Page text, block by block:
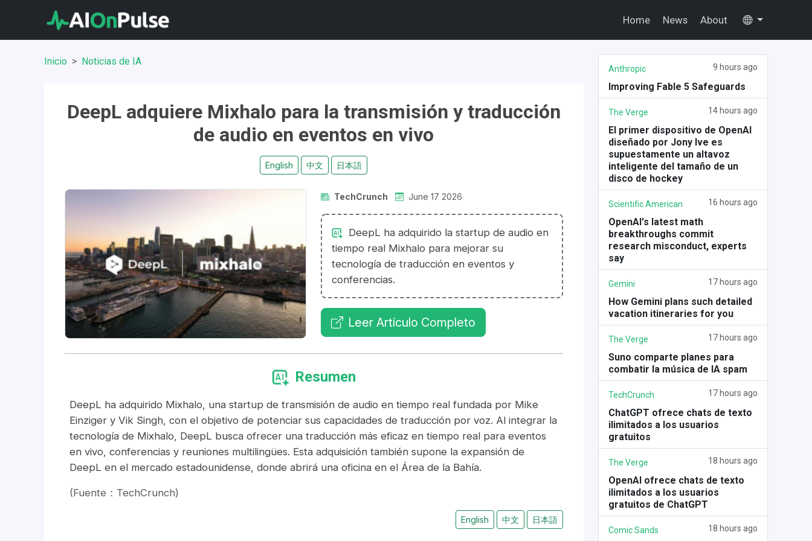
Home News About
Inicio Noticias de IA
DeepL adquiere Mixhalo para la transmisión y traducción
de audio en eventos en vivo
English 中文 日本語
TechCrunch June 17 2026
DeepL ha adquirido la startup de audio en
tiempo real Mixhalo para mejorar su
tecnología de traducción en eventos y
conferencias.
Leer Artículo Completo
Resumen
DeepL ha adquirido Mixhalo, una startup de transmisión de audio en tiempo real fundada por Mike
Einziger y Vik Singh, con el objetivo de potenciar sus capacidades de traducción por voz. Al integrar la
tecnología de Mixhalo, DeepL busca ofrecer una traducción más eficaz en tiempo real para eventos
en vivo, conferencias y reuniones multilingües. Esta adquisición también supone la expansión de
DeepL en el mercado estadounidense, donde abrirá una oficina en el Área de la Bahía.
(Fuente：TechCrunch)
English 中文 日本語
Anthropic 9 hours ago
Improving Fable 5 Safeguards
The Verge 14 hours ago
El primer dispositivo de OpenAI
diseñado por Jony Ive es
supuestamente un altavoz
inteligente del tamaño de un
disco de hockey
Scientific American 16 hours ago
OpenAI's latest math
breakthroughs commit
research misconduct, experts
say
Gemini 17 hours ago
How Gemini plans such detailed
vacation itineraries for you
The Verge 17 hours ago
Suno comparte planes para
combatir la música de IA spam
TechCrunch 17 hours ago
ChatGPT ofrece chats de texto
ilimitados a los usuarios
gratuitos
The Verge 18 hours ago
OpenAI ofrece chats de texto
ilimitados a los usuarios
gratuitos de ChatGPT
Comic Sands 18 hours ago